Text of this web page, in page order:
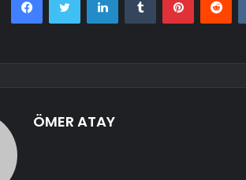
ÖMER ATAY